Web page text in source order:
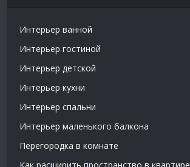
Интерьер ванной
Интерьер гостиной
Интерьер детской
Интерьер кухни
Интерьер спальни
Интерьер маленького балкона
Перегородка в комнате